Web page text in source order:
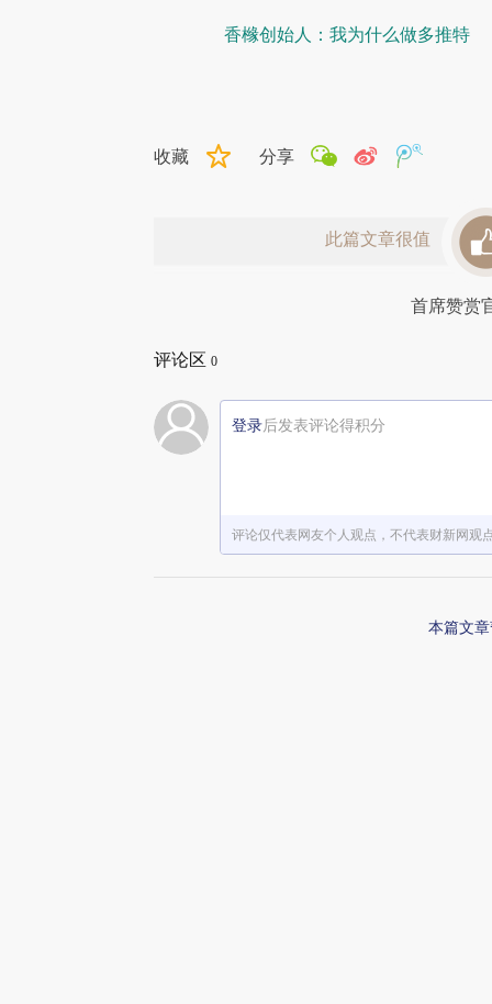
香橼创始人：我为什么做多推特
收藏 分享
此篇文章很值
首席赞赏
评论区 0
登录后发表评论得积分
评论仅代表网友个人观点，不代表财新网观
本篇文